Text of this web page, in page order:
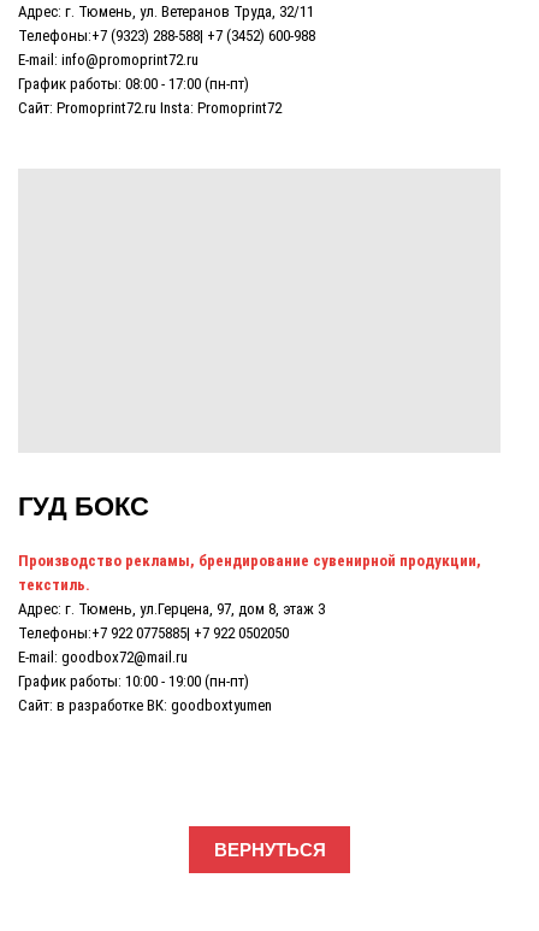
Адрес: г. Тюмень, ул. Ветеранов Труда, 32/11
Телефоны:+7 (9323) 288-588| +7 (3452) 600-988
E-mail: info@promoprint72.ru
График работы: 08:00 - 17:00 (пн-пт)
Сайт: Promoprint72.ru Insta: Promoprint72
ГУД БОКС
Производство рекламы, брендирование сувенирной продукции,
текстиль.
Адрес: г. Тюмень, ул.Герцена, 97, дом 8, этаж 3
Телефоны:+7 922 0775885| +7 922 0502050
E-mail: goodbox72@mail.ru
График работы: 10:00 - 19:00 (пн-пт)
Сайт: в разработке ВК: goodboxtyumen
ВЕРНУТЬСЯ